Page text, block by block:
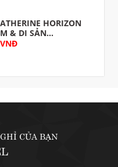
HORIZON
& DI SẢN...
CỦA BẠN